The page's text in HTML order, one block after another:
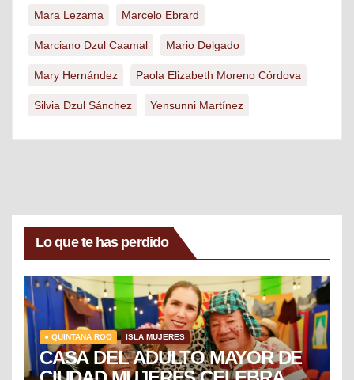
Mara Lezama Marcelo Ebrard
Marciano Dzul Caamal Mario Delgado
Mary Hernández Paola Elizabeth Moreno Córdova
Silvia Dzul Sánchez Yensunni Martínez
Lo que te has perdido
● QUINTANA ROO ISLA MUJERES
CASA DEL ADULTO MAYOR DE